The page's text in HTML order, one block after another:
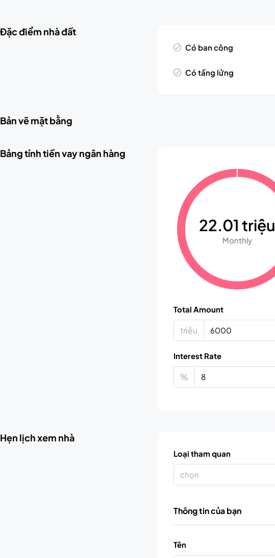
Đặc điểm nhà đất
Có ban công
Có tầng lửng
Bản vẽ mặt bằng
Bảng tính tiền vay ngân hàng
22.01 triệu
Monthly
Total Amount
triệu
Interest Rate
%
Hẹn lịch xem nhà
Loại tham quan
chọn
Thông tin của bạn
Tên